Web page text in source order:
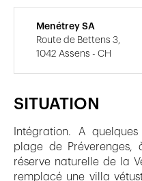
SITUATION
Intégration. A
plage de
réserve naturelle de la
remplacé une villa
Menétrey SA
Route de Bettens 3,
1042 Assens - CH